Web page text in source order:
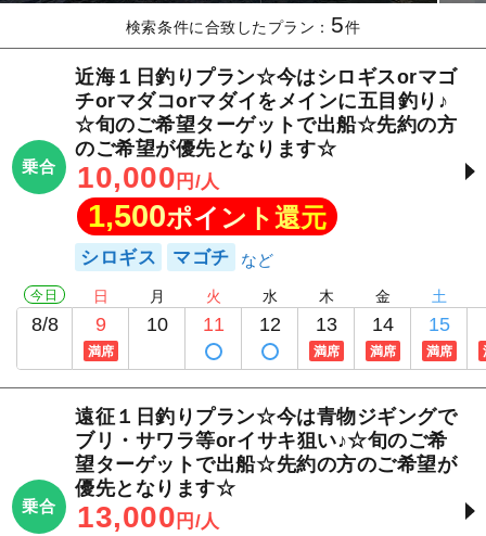
検索条件に合致したプラン： 5件
乗合
近海１日釣りプラン☆今はシロギスorマゴ
チorマダコorマダイをメインに五目釣り♪
☆旬のご希望ターゲットで出船☆先約の方
のご希望が優先となります☆
10,000 円/人
1,500ポイント還元
シロギス マゴチ
今日
8/8
日
9
満席
月
10
火
11
水
12
木
13
満席
金
14
満席
土
15
満席
乗合
遠征１日釣りプラン☆今は青物ジギングで
ブリ・サワラ等orイサキ狙い♪☆旬のご希
望ターゲットで出船☆先約の方のご希望が
優先となります☆
13,000 円/人